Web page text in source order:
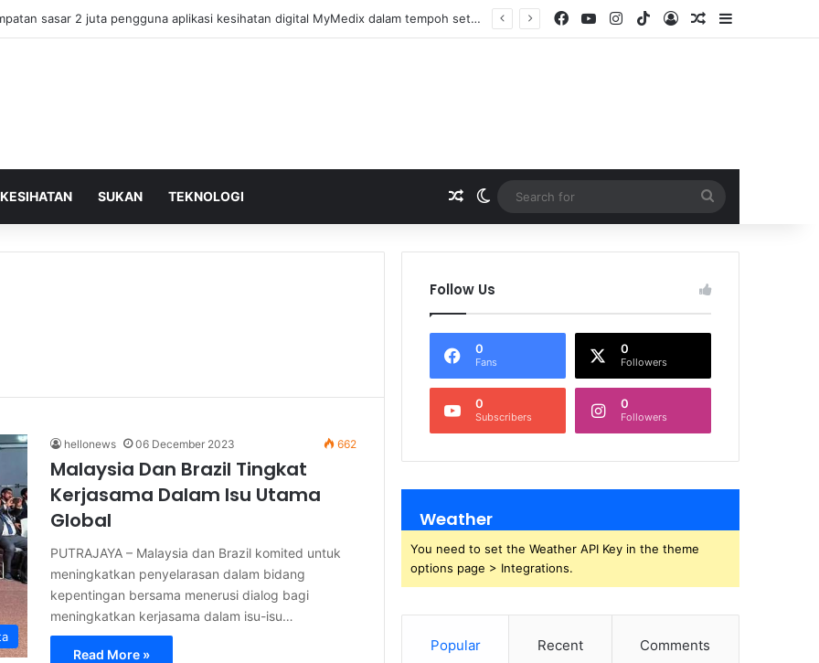
Startup AI tempatan sasar 2 juta pengguna aplikasi kesihatan digital MyMedix dalam tempoh setahun FacebookYouTubeInstagram
TikTokLog InRandom Article
KESIHATAN SUKAN TEKNOLOGI Random Article
Switch skin
for
hellonews 06 December 2023 662
Malaysia Dan Brazil Tingkat
Kerjasama Dalam Isu Utama
Global
PUTRAJAYA – Malaysia dan Brazil komited untuk
meningkatkan penyelarasan dalam bidang
kepentingan bersama menerusi dialog bagi
meningkatkan kerjasama dalam isu-isu…
Read More »
Follow Us
0
Fans
0
Followers
0
Subscribers
0
Followers
Weather
You need to set the Weather API Key in the theme
options page > Integrations.
Popular Recent Comments